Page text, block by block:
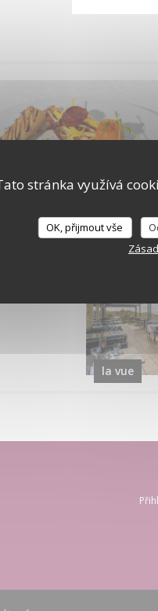
stránka využívá
OK, přijmout vše
la vue